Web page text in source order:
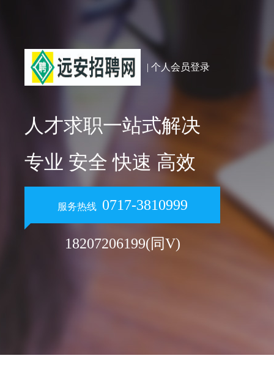
| 个人会员登录
人才求职一站式解决
专业 安全 快速 高效
服务热线 0717-3810999
18207206199(同V)